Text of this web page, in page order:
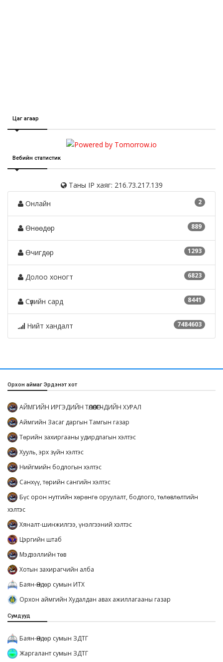
Цаг агаар
Вебийн статистик
Таны IP хаяг: 216.73.217.139
2
Онлайн
889
Өнөөдөр
1293
Өчигдөр
6823
Долоо хоногт
8441
Сүүлийн сард
7484603
Нийт хандалт
Орхон аймаг Эрдэнэт хот
АЙМГИЙН ИРГЭДИЙН ТӨЛӨӨЛӨГЧДИЙН ХУРАЛ
Аймгийн Засаг даргын Тамгын газар
Төрийн захиргааны удирдлагын хэлтэс
Хууль, эрх зүйн хэлтэс
Нийгмийн бодлогын хэлтэс
Санхүү, төрийн сангийн хэлтэс
Бүс орон нутгийн хөрөнгө оруулалт, бодлого, төлөвлөлтийн
хэлтэс
Хяналт-шинжилгээ, үнэлгээний хэлтэс
Цэргийн штаб
Мэдээллийн төв
Хотын захирагчийн алба
Баян-Өндөр сумын ИТХ
Орхон аймгийн Худалдан авах ажиллагааны газар
Сумдууд
Баян-Өндөр сумын ЗДТГ
Жаргалант сумын ЗДТГ